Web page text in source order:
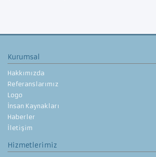
Kurumsal
Hakkımızda
Referanslarımız
Logo
İnsan Kaynakları
Haberler
İletişim
Hizmetlerimiz